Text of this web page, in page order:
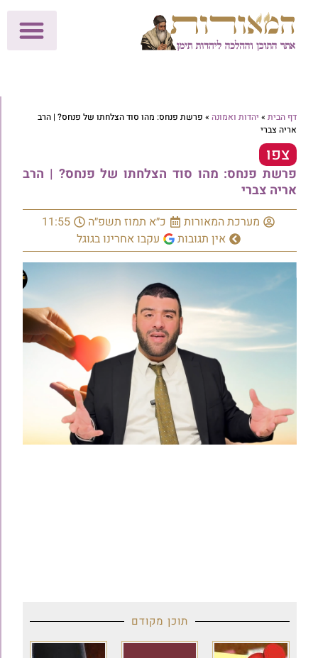
דף הבית » יהדות ואמונה » פרשת פנחס: מהו סוד הצלחתו של פנחס? | הרב
אריה צברי
צפו
פרשת פנחס: מהו סוד הצלחתו של פנחס? | הרב
אריה צברי
מערכת המאורות כ״א תמוז תשפ״ה
11:55
אין תגובות
עקבו אחרינו בגוגל
תוכן מקודם